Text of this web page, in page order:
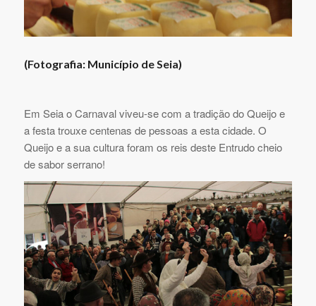
(Fotografia: Município de Seia)
Em Seia o Carnaval viveu-se com a tradição do Queijo e
a festa trouxe centenas de pessoas a esta cidade. O
Queijo e a sua cultura foram os reis deste Entrudo cheio
de sabor serrano!